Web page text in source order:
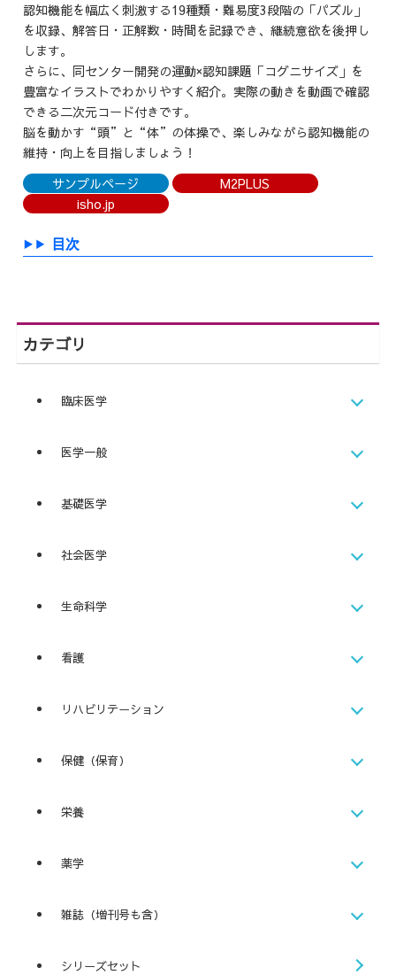
認知機能を幅広く刺激する19種類・難易度3段階の「パズル」
を収録、解答日・正解数・時間を記録でき、継続意欲を後押し
します。
さらに、同センター開発の運動×認知課題「コグニサイズ」を
豊富なイラストでわかりやすく紹介。実際の動きを動画で確認
できる二次元コード付きです。
脳を動かす“頭”と“体”の体操で、楽しみながら認知機能の
維持・向上を目指しましょう！
サンプルページ
M2PLUS
isho.jp
目次
カテゴリ
臨床医学
医学一般
基礎医学
社会医学
生命科学
看護
リハビリテーション
保健（保育）
栄養
薬学
雑誌（増刊号も含）
シリーズセット